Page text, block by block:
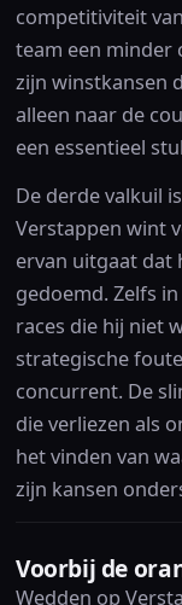
competitiviteit
team een minder
zijn winstkansen
alleen naar de
een essentieel
De derde valkuil
Verstappen wint
ervan uitgaat dat
gedoemd. Zelfs
races die hij niet
strategische
concurrent. De
die verliezen als
het vinden van
zijn kansen
Voorbij de
Wedden op